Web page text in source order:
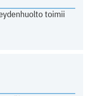
toimii